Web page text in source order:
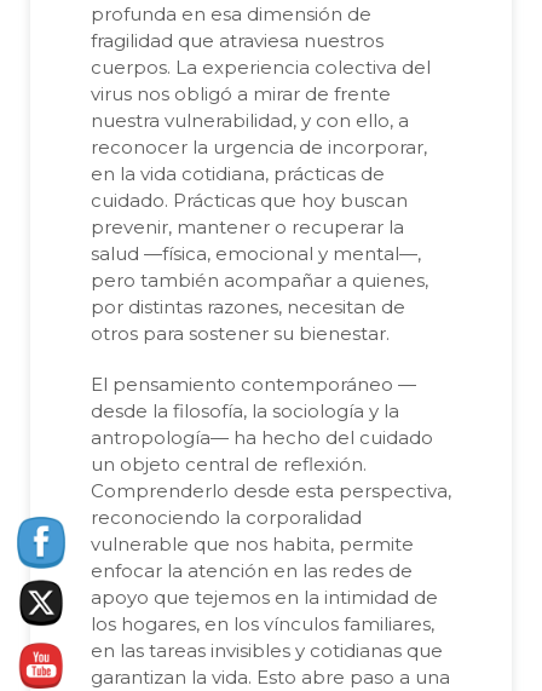
profunda en esa dimensión de
fragilidad que atraviesa nuestros
cuerpos. La experiencia colectiva del
virus nos obligó a mirar de frente
nuestra vulnerabilidad, y con ello, a
reconocer la urgencia de incorporar,
en la vida cotidiana, prácticas de
cuidado. Prácticas que hoy buscan
prevenir, mantener o recuperar la
salud —física, emocional y mental—,
pero también acompañar a quienes,
por distintas razones, necesitan de
otros para sostener su bienestar.
El pensamiento contemporáneo —
desde la filosofía, la sociología y la
antropología— ha hecho del cuidado
un objeto central de reflexión.
Comprenderlo desde esta perspectiva,
reconociendo la corporalidad
vulnerable que nos habita, permite
enfocar la atención en las redes de
apoyo que tejemos en la intimidad de
los hogares, en los vínculos familiares,
en las tareas invisibles y cotidianas que
garantizan la vida. Esto abre paso a una